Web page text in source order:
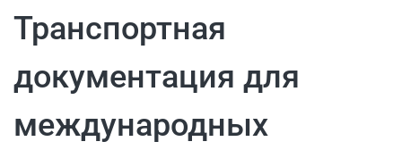
Транспортная
документация для
международных